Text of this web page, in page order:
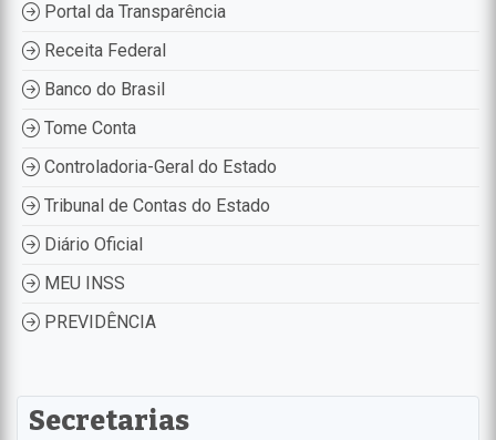
Portal da Transparência
Receita Federal
Banco do Brasil
Tome Conta
Controladoria-Geral do Estado
Tribunal de Contas do Estado
Diário Oficial
MEU INSS
PREVIDÊNCIA
Secretarias